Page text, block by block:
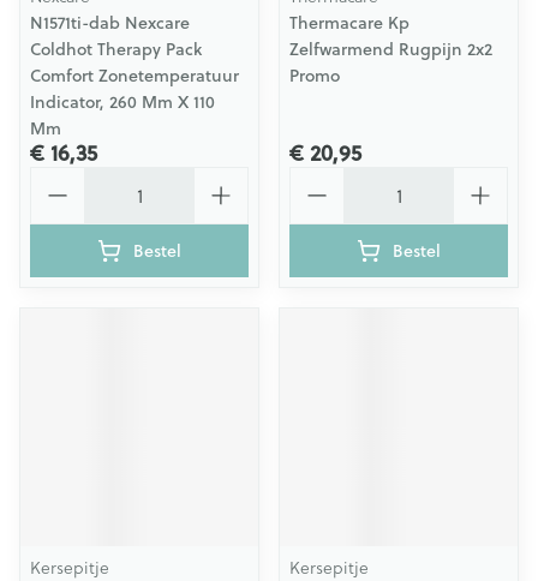
N1571ti-dab Nexcare
Coldhot Therapy Pack
Comfort Zonetemperatuur
Indicator, 260 Mm X 110
Mm
€ 16,35
Bestel
Thermacare Kp
Zelfwarmend Rugpijn 2x2
Promo
€ 20,95
Bestel
Kersepitje
Kersepitje